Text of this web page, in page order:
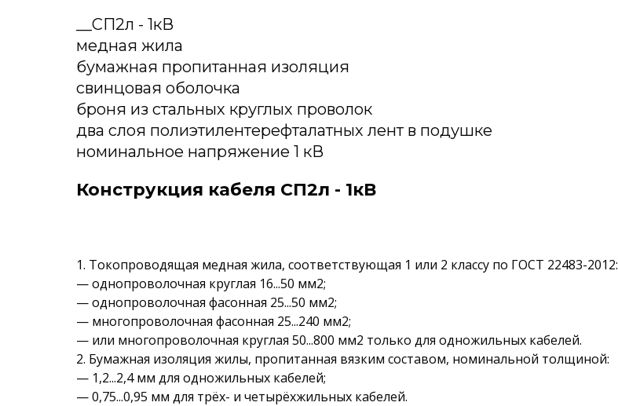
__СП2л - 1кВ
медная жила
бумажная пропитанная изоляция
свинцовая оболочка
броня из стальных круглых проволок
два слоя полиэтилентерефталатных лент в подушке
номинальное напряжение 1 кВ
Конструкция кабеля СП2л - 1кВ
1. Токопроводящая медная жила, соответствующая 1 или 2 классу по ГОСТ 22483-2012:
— однопроволочная круглая 16...50 мм2;
— однопроволочная фасонная 25...50 мм2;
— многопроволочная фасонная 25...240 мм2;
— или многопроволочная круглая 50...800 мм2 только для одножильных кабелей.
2. Бумажная изоляция жилы, пропитанная вязким составом, номинальной толщиной:
— 1,2...2,4 мм для одножильных кабелей;
— 0,75...0,95 мм для трёх- и четырёхжильных кабелей.